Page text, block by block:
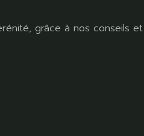
grâce à nos conseils